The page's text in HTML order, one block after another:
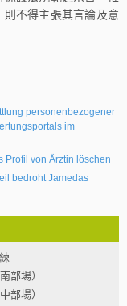
不得主張其言論及意
personenbezogener
im
Profil von Ärztin löschen
bedroht Jamedas
部場）
部場）